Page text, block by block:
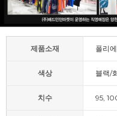
제품소재 폴리
색상 블랙/
치수 95,